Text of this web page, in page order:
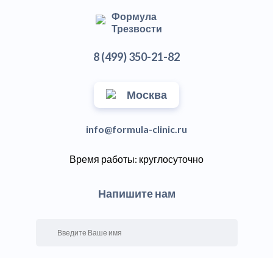
Формула
Трезвости
8 (499) 350-21-82
Москва
info@formula-clinic.ru
Время работы: круглосуточно
Напишите нам